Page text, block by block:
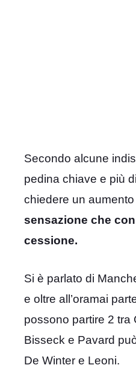
Secondo alcune
pedina chiave e più
chiedere un
sensazione che
cessione.
Si è parlato di
e oltre all’oramai
possono partire 2 tra
Bisseck e Pavard
De Winter e Leoni.